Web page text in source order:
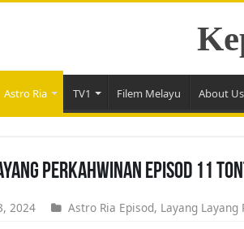
Astro Ria TV1 Filem Melayu About Us
Perkahwinan Episod 11
2024 Astro Ria Episod, Layang Layang